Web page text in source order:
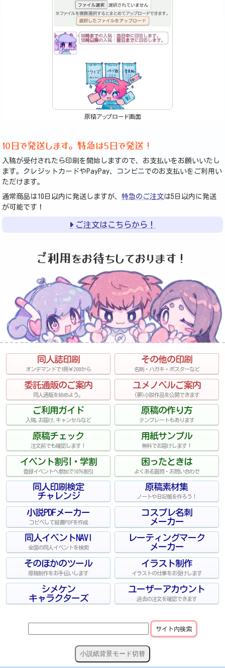
原稿アップロード画面
10日で発送します。特急は5日で発送！
入稿が受付されたら印刷を開始しますので、お支払いをお願いいたし
ます。クレジットカードやPayPay、コンビニでのお支払いをご利用い
ただけます。
通常商品は10日以内に発送しますが、 特急のご注文は5日以内に発送
が可能です！
ご注文はこちらから！
ご利用をお待ちしております！
同人誌印刷
オンデマンドで1冊￥200から
その他の印刷
名刺・ハガキ・ポスターなど
委託通販のご案内
同人通販を始めよう。
ユメノベルご案内
(夢)小説作品を公開できます
ご利用ガイド
入稿,お届け,キャンセルなど
原稿の作り方
テンプレートもあります
原稿チェック
注文前でも確認します！
用紙サンプル
無料でお届けします！
イベント割引・学割
登録イベントへ参加で10％割引
困ったときは
よくある質問・お問い合わせ
同人印刷検定
チャレンジ
原稿素材集
ノートや日記帳を作ろう！
小説PDFメーカー
コピペして縦書PDFを作成
コスプレ名刺
メーカー
同人イベントNAVI
全国の同人イベントを検索
レーティングマーク
メーカー
そのほかのツール
原稿制作をお手伝いします
イラスト制作
イラストの仕事をお受けします
シメケン
キャラクターズ
ユーザーアカウント
過去の注文を確認できます
小説紙背景モード切替